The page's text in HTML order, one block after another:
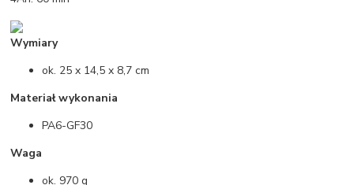
Wymiary
ok. 25 x 14,5 x 8,7 cm
Materiał wykonania
PA6-GF30
Waga
ok. 970 g